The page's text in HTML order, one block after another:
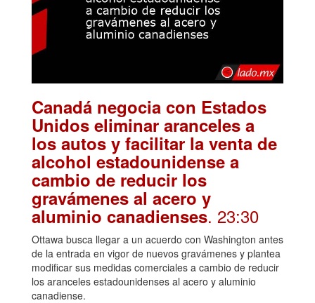
Canadá negocia con Estados
Unidos eliminar aranceles a
los autos y facilitar la venta de
alcohol estadounidense a
cambio de reducir los
gravámenes al acero y
aluminio canadienses. 23:30
Ottawa busca llegar a un acuerdo con Washington antes
de la entrada en vigor de nuevos gravámenes y plantea
modificar sus medidas comerciales a cambio de reducir
los aranceles estadounidenses al acero y aluminio
canadiense.